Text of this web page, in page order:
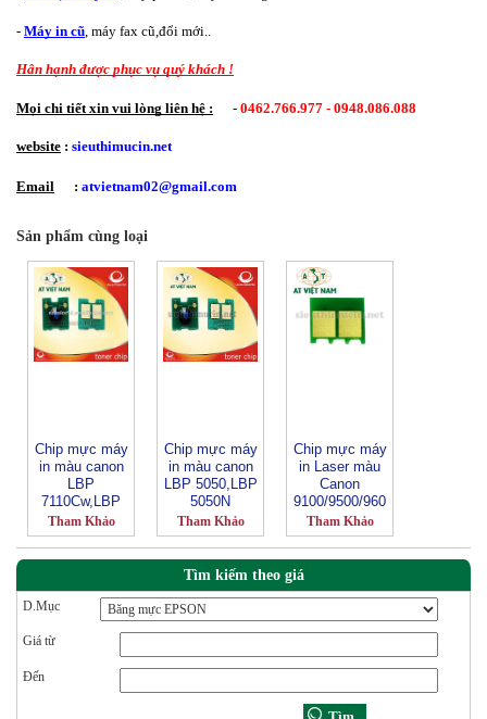
- Máy in cũ, máy fax cũ,đổi mới..
Hân hạnh được phục vụ quý khách !
Mọi chi tiết xin vui lòng liên hệ : - 0462.766.977 - 0948.086.088
website : sieuthimucin.net
Email : atvietnam02@gmail.com
Sản phẩm cùng loại
Chip mực máy
in màu canon
LBP
7110Cw,LBP
7100Cn
Tham Khảo
Chip mực máy
in màu canon
LBP 5050,LBP
5050N
Tham Khảo
Chip mực máy
in Laser màu
Canon
9100/9500/960
0
Tham Khảo
Tìm kiếm theo giá
D.Mục
Giá từ
Đến